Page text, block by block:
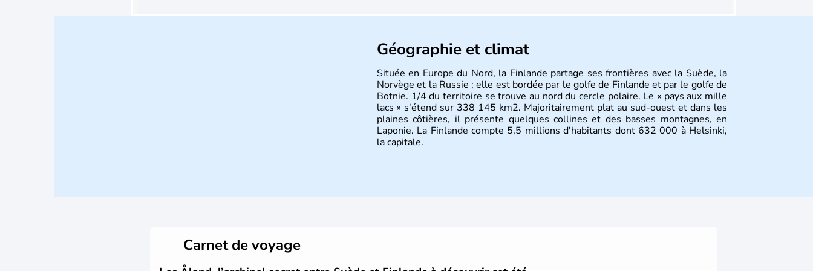
Géographie et climat
Située en Europe du Nord, la Finlande partage ses frontières avec la Suède, la
Norvège et la Russie ; elle est bordée par le golfe de Finlande et par le golfe de
Botnie. 1/4 du territoire se trouve au nord du cercle polaire. Le « pays aux mille
lacs » s'étend sur 338 145 km2. Majoritairement plat au sud-ouest et dans les
plaines côtières, il présente quelques collines et des basses montagnes, en
Laponie. La Finlande compte 5,5 millions d'habitants dont 632 000 à Helsinki,
la capitale.
Carnet de voyage